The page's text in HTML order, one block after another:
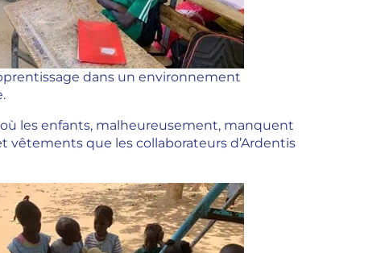
dans un environnement
les enfants, malheureusement, manquent
que les collaborateurs d’Ardentis